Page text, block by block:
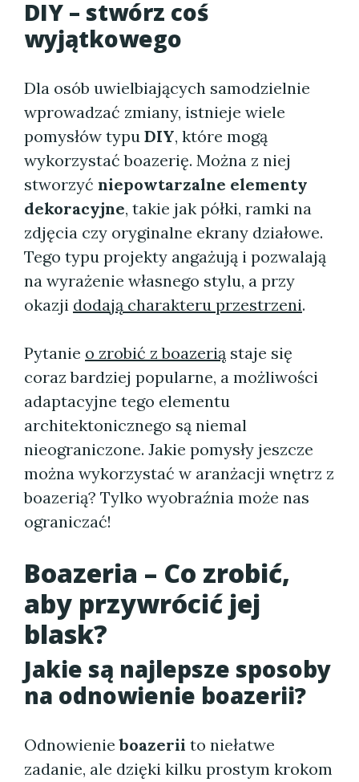
DIY – stwórz coś
wyjątkowego
Dla osób uwielbiających samodzielnie
wprowadzać zmiany, istnieje wiele
pomysłów typu DIY, które mogą
wykorzystać boazerię. Można z niej
stworzyć niepowtarzalne elementy
dekoracyjne, takie jak półki, ramki na
zdjęcia czy oryginalne ekrany działowe.
Tego typu projekty angażują i pozwalają
na wyrażenie własnego stylu, a przy
okazji dodają charakteru przestrzeni.
Pytanie o zrobić z boazerią staje się
coraz bardziej popularne, a możliwości
adaptacyjne tego elementu
architektonicznego są niemal
nieograniczone. Jakie pomysły jeszcze
można wykorzystać w aranżacji wnętrz z
boazerią? Tylko wyobraźnia może nas
ograniczać!
Boazeria – Co zrobić,
aby przywrócić jej
blask?
Jakie są najlepsze sposoby
na odnowienie boazerii?
Odnowienieboazerii to niełatwe
zadanie, ale dzięki kilku prostym krokom